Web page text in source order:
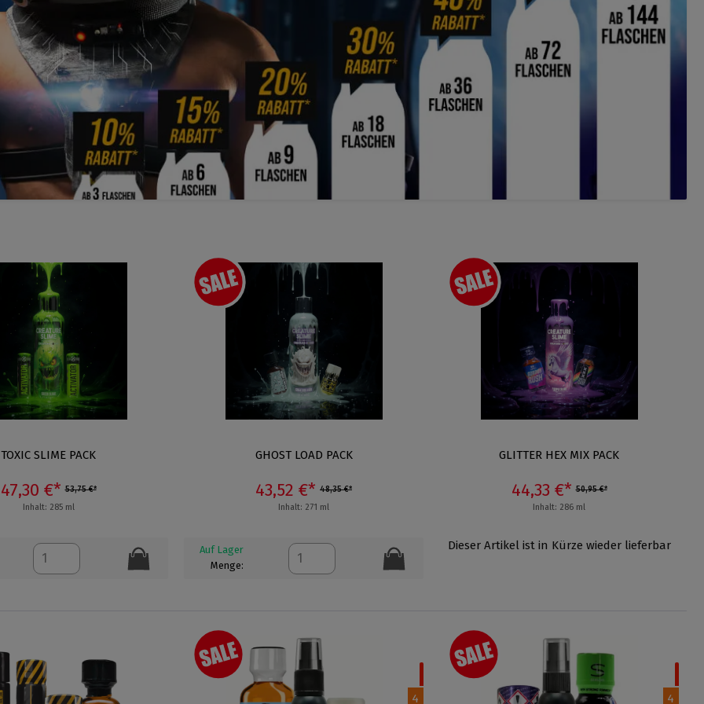
TOXIC SLIME PACK
47,30 €* 53,75 €*
Inhalt: 285 ml
GHOST LOAD PACK
43,52 €* 48,35 €*
Inhalt: 271 ml
Auf Lager
Menge:
GLITTER HEX MIX PACK
44,33 €* 50,95 €*
Inhalt: 286 ml
Dieser Artikel ist in Kürze wieder lieferbar
4 4